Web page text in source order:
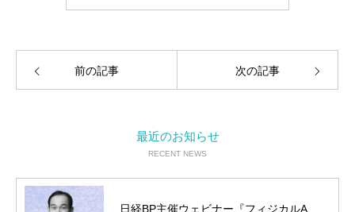
前の記事 次の記事
最近のお知らせ
RECENT NEWS
日経BP主催ウェビナー『フィジカルA